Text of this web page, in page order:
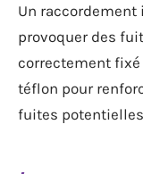
Un
provoquer des
correctement
téflon pour
fuites